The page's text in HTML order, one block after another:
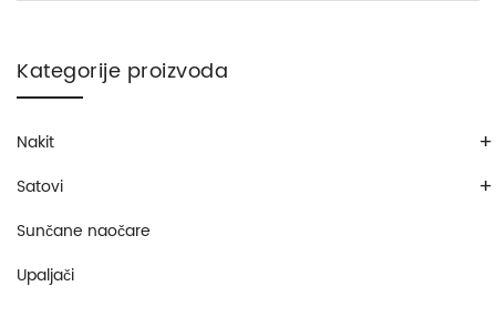
Kategorije proizvoda
+
Nakit
+
Satovi
Sunčane naočare
Upaljači